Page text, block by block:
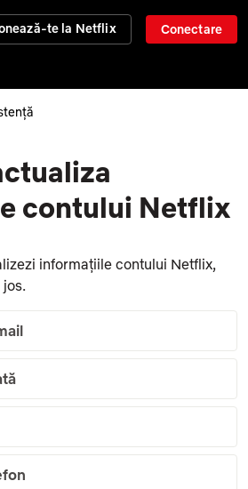
te la Netflix Conectare
contului Netflix
informațiile contului Netflix,